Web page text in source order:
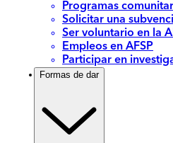
Programas
Solicitar una
Ser voluntario en la
Empleos en AFSP
Participar en
Formas de dar